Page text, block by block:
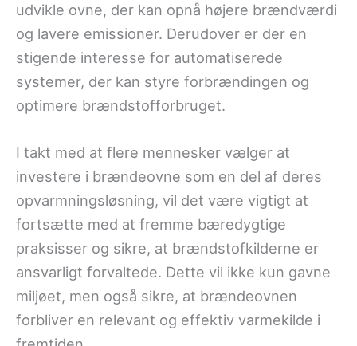
udvikle ovne, der kan opnå højere brændværdi
og lavere emissioner. Derudover er der en
stigende interesse for automatiserede
systemer, der kan styre forbrændingen og
optimere brændstofforbruget.
I takt med at flere mennesker vælger at
investere i brændeovne som en del af deres
opvarmningsløsning, vil det være vigtigt at
fortsætte med at fremme bæredygtige
praksisser og sikre, at brændstofkilderne er
ansvarligt forvaltede. Dette vil ikke kun gavne
miljøet, men også sikre, at brændeovnen
forbliver en relevant og effektiv varmekilde i